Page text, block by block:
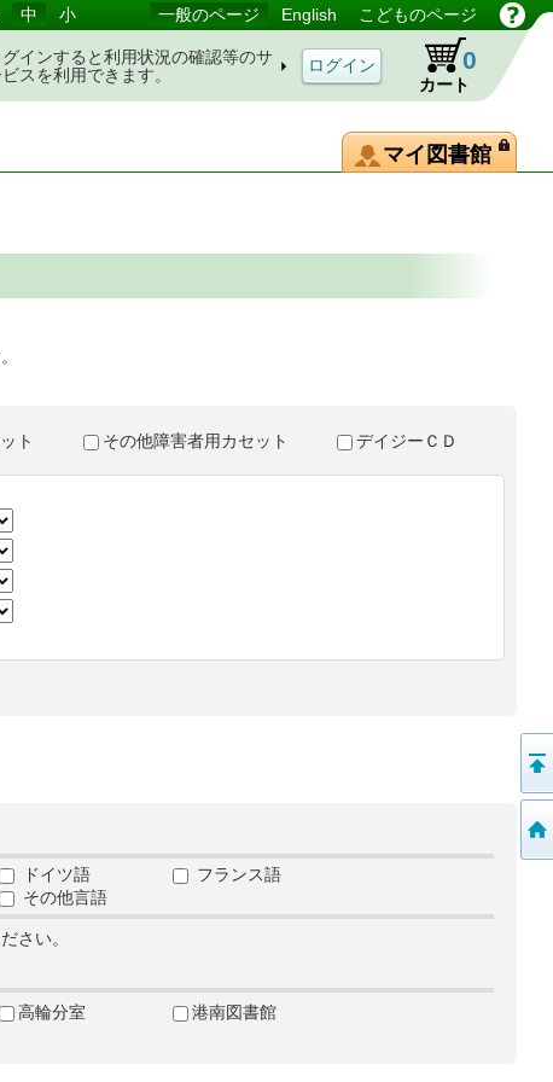
中 小 一般のページ English こどものページ
グインすると利用状況の確認等のサ
スを利用できます。
カート
0
マイ図書館
ット その他障害者用カセット デイジーＣＤ
ドイツ語
フランス語
その他言語
さい。
高輪分室
港南図書館